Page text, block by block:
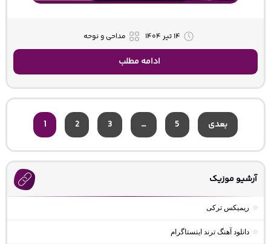
۱۴ تیر ۱۴۰۴ مداحی و نوحه
ادامه مطلب
1 2 3 … 5 بعدی
آرشیو موزیک
ریمیکس ترکی
دانلود آهنگ ترند اینستاگرام